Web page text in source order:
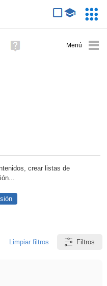
avanzada
Ayuda
(en
crear listas de
Limpiar filtros Filtros